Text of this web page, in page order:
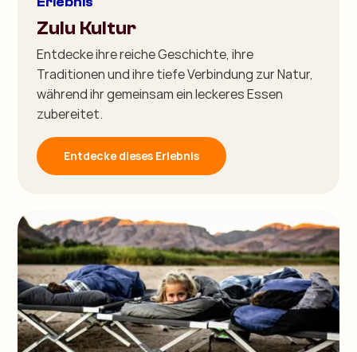
Zulu Kultur
Entdecke ihre reiche Geschichte, ihre
Traditionen und ihre tiefe Verbindung zur Natur,
während ihr gemeinsam ein leckeres Essen
zubereitet.
Entdecke dieses Erlebnis